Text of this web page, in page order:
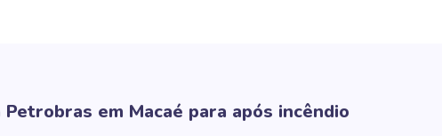
em Macaé para após incêndio